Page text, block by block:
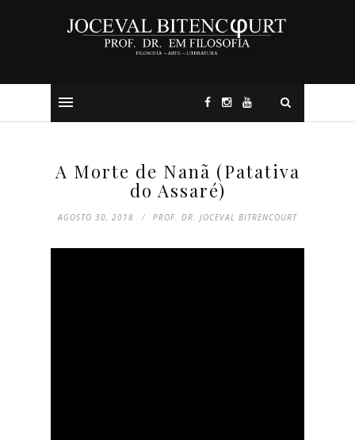
A Morte de Nanã (Patativa
do Assaré)
AGOSTO 30, 2018 PROF. DR. JOCEVAL BITRENCOURT